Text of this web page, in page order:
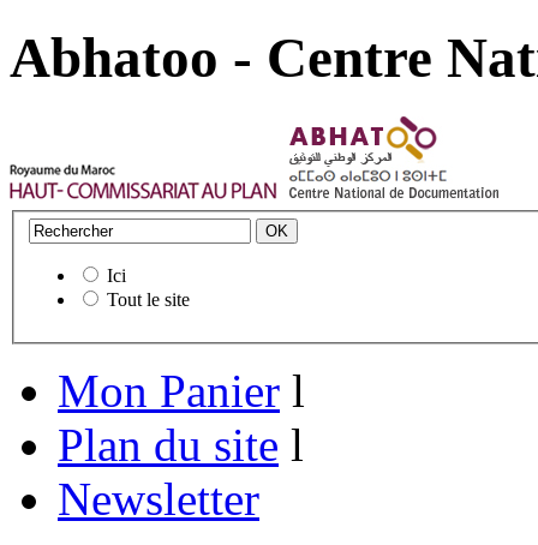
Abhatoo - Centre
Ici
Tout le site
Mon Panier l
Plan du site l
Newsletter